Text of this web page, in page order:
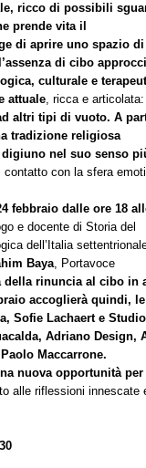
ricco di possibili
prende vita il
di aprire uno spazio di
di cibo
culturale e
attuale, ricca e articolata:
altri tipi di vuoto. A
tradizione religiosa
nel suo senso
con la sfera
febbraio dalle ore 18
e docente di Storia del
dell’Italia
Baya, Portavoce
della rinuncia al cibo in
accoglierà quindi, le
Sofie Lachaert e
Adriano Design,
Maccarrone.
nuova opportunità
alle riflessioni innescate